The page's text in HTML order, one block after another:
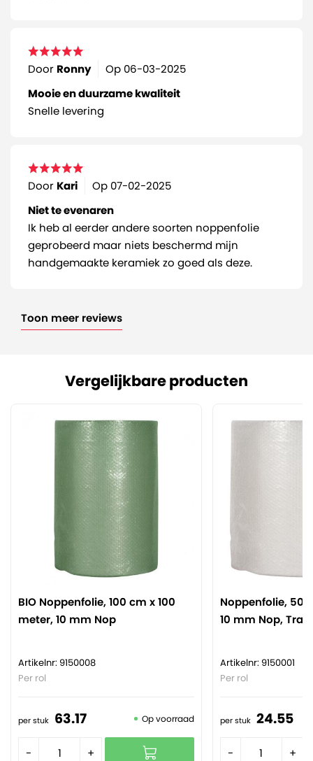
Door Ronny Op 06-03-2025
Mooie en duurzame kwaliteit
Snelle levering
Door Kari Op 07-02-2025
Niet te evenaren
Ik heb al eerder andere soorten noppenfolie
geprobeerd maar niets beschermd mijn
handgemaakte keramiek zo goed als deze.
Toon meer reviews
Vergelijkbare producten
BIO Noppenfolie, 100 cm x 100
meter, 10 mm Nop
Artikelnr: 9150008
Per rol
per stuk 63.17 Op voorraad
- +
Noppenfolie, 50
10 mm Nop,
Artikelnr: 9150001
Per rol
per stuk 24.55
- +